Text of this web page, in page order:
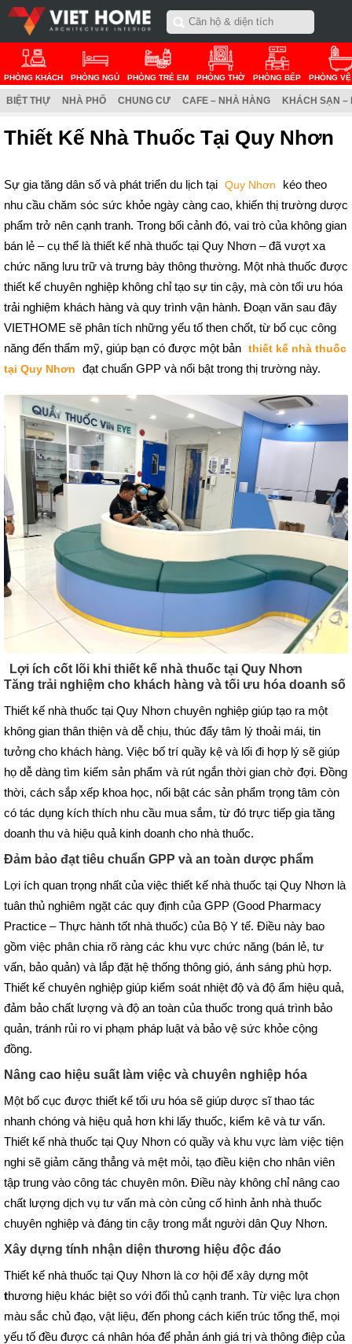
PHÒNG KHÁCH PHÒNG NGỦ PHÒNG TRẺ EM PHÒNG THỜ PHÒNG BẾP PHÒNG
BIỆT THỰ NHÀ PHỐ CHUNG CƯ CAFE – NHÀ HÀNG KHÁCH SẠN –
Thiết Kế Nhà Thuốc Tại Quy Nhơn
Sự gia tăng dân số và phát triển du lịch tại Quy Nhơn
kéo theo
nhu cầu chăm sóc sức khỏe ngày càng cao, khiến thị trường dược
phẩm trở nên cạnh tranh. Trong bối cảnh đó, vai trò của không gian
bán lẻ – cụ thể là thiết kế nhà thuốc tại Quy Nhơn – đã vượt xa
chức năng lưu trữ và trưng bày thông thường. Một nhà thuốc được
thiết kế chuyên nghiệp không chỉ tạo sự tin cậy, mà còn tối ưu hóa
trải nghiệm khách hàng và quy trình vận hành. Đoạn văn sau đây
VIETHOME sẽ phân tích những yếu tố then chốt, từ bố cục công
năng đến thẩm mỹ, giúp bạn có được một bản thiết kế nhà thuốc
tại Quy Nhơn
đạt chuẩn GPP và nổi bật trong thị trường này.
Lợi ích cốt lõi khi thiết kế nhà thuốc tại Quy Nhơn
Tăng trải nghiệm cho khách hàng và tối ưu hóa doanh số
Thiết kế nhà thuốc tại Quy Nhơn chuyên nghiệp giúp tạo ra một
không gian thân thiện và dễ chịu, thúc đẩy tâm lý thoải mái, tin
tưởng cho khách hàng. Việc bố trí quầy kệ và lối đi hợp lý sẽ giúp
họ dễ dàng tìm kiếm sản phẩm và rút ngắn thời gian chờ đợi. Đồng
thời, cách sắp xếp khoa học, nổi bật các sản phẩm trọng tâm còn
có tác dụng kích thích nhu cầu mua sắm, từ đó trực tiếp gia tăng
doanh thu và hiệu quả kinh doanh cho nhà thuốc.
Đảm bảo đạt tiêu chuẩn GPP và an toàn dược phẩm
Lợi ích quan trọng nhất của việc thiết kế nhà thuốc tại Quy Nhơn là
tuân thủ nghiêm ngặt các quy định của GPP (Good Pharmacy
Practice – Thực hành tốt nhà thuốc) của Bộ Y tế. Điều này bao
gồm việc phân chia rõ ràng các khu vực chức năng (bán lẻ, tư
vấn, bảo quản) và lắp đặt hệ thống thông gió, ánh sáng phù hợp.
Thiết kế chuyên nghiệp giúp kiểm soát nhiệt độ và độ ẩm hiệu quả,
đảm bảo chất lượng và độ an toàn của thuốc trong quá trình bảo
quản, tránh rủi ro vi phạm pháp luật và bảo vệ sức khỏe cộng
đồng.
Nâng cao hiệu suất làm việc và chuyên nghiệp hóa
Một bố cục được thiết kế tối ưu hóa sẽ giúp dược sĩ thao tác
nhanh chóng và hiệu quả hơn khi lấy thuốc, kiểm kê và tư vấn.
Thiết kế nhà thuốc tại Quy Nhơn có quầy và khu vực làm việc tiện
nghi sẽ giảm căng thẳng và mệt mỏi, tạo điều kiện cho nhân viên
tập trung vào công tác chuyên môn. Điều này không chỉ nâng cao
chất lượng dịch vụ tư vấn mà còn củng cố hình ảnh nhà thuốc
chuyên nghiệp và đáng tin cậy trong mắt người dân Quy Nhơn.
Xây dựng tính nhận diện thương hiệu độc đáo
Thiết kế nhà thuốc tại Quy Nhơn là cơ hội để xây dựng một
thương hiệu khác biệt so với đối thủ cạnh tranh. Từ việc lựa chọn
màu sắc chủ đạo, vật liệu, đến phong cách kiến trúc tổng thể, mọi
yếu tố đều được cá nhân hóa để phản ánh giá trị và thông điệp của